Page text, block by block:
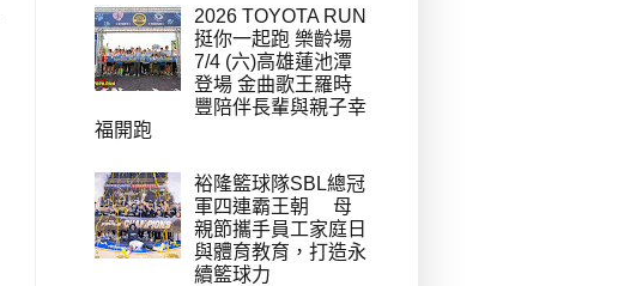
2026 TOYOTA RUN
挺你一起跑 樂齡場
7/4 (六)高雄蓮池潭
登場 金曲歌王羅時
豐陪伴長輩與親子幸
福開跑
裕隆籃球隊SBL總冠
軍四連霸王朝 母
親節攜手員工家庭日
與體育教育，打造永
續籃球力